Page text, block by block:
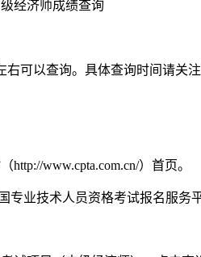
以查询。具体查询时间请关注
www.cpta.com.cn/）首页。
业技术人员资格考试报名服务平